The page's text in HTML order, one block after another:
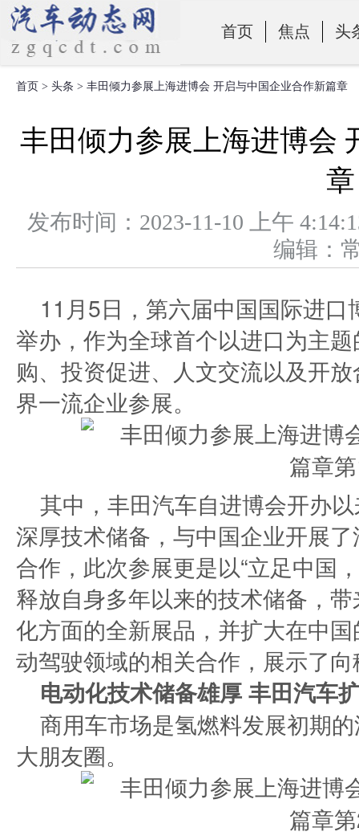
首页 焦点 头
零部件
首页 > 头条 > 丰田倾力参展上海进博会 开启与中国企业合作新篇章
丰田倾力参展上海进博会
章
发布时间：2023-11-10 上午
编辑
11月5日，第六届中国国际进
举办，作为全球首个以进口为主
购、投资促进、人文交流以及开
界一流企业参展。
其中，丰田汽车自进博会开办
深厚技术储备，与中国企业开展
合作，此次参展更是以“立足中国
释放自身多年以来的技术储备，
化方面的全新展品，并扩大在中
动驾驶领域的相关合作，展示了
电动化技术储备雄厚 丰田汽车
商用车市场是氢燃料发展初期
大朋友圈。